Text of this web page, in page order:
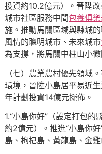
投資約10.2億元）。晉陞
城市社區服務中間包養俱
施。推動馬關區域與縣城
風情的聰明城市、未來城市
為支撐，將馬關中柱山小
（七）農業農村優先領域
環境，晉陞小島居平易近
年計劃投資14億元擺佈。
1.“小島你好”（設定打包的
約2億元）。推進“小島你
島、枸杞島、黃龍島、金